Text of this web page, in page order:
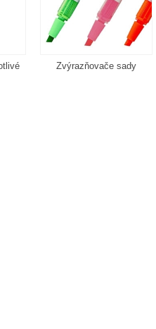
Zvýrazňovače sady